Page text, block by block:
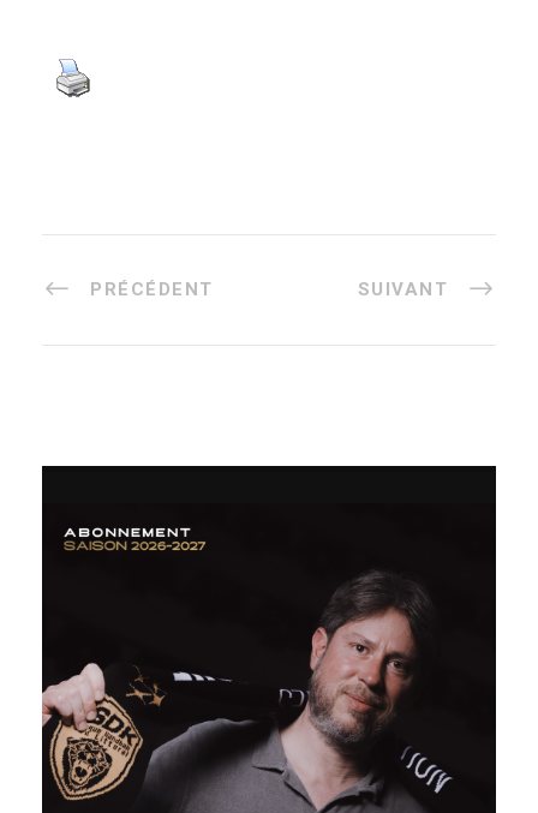
PRÉCÉDENT SUIVANT